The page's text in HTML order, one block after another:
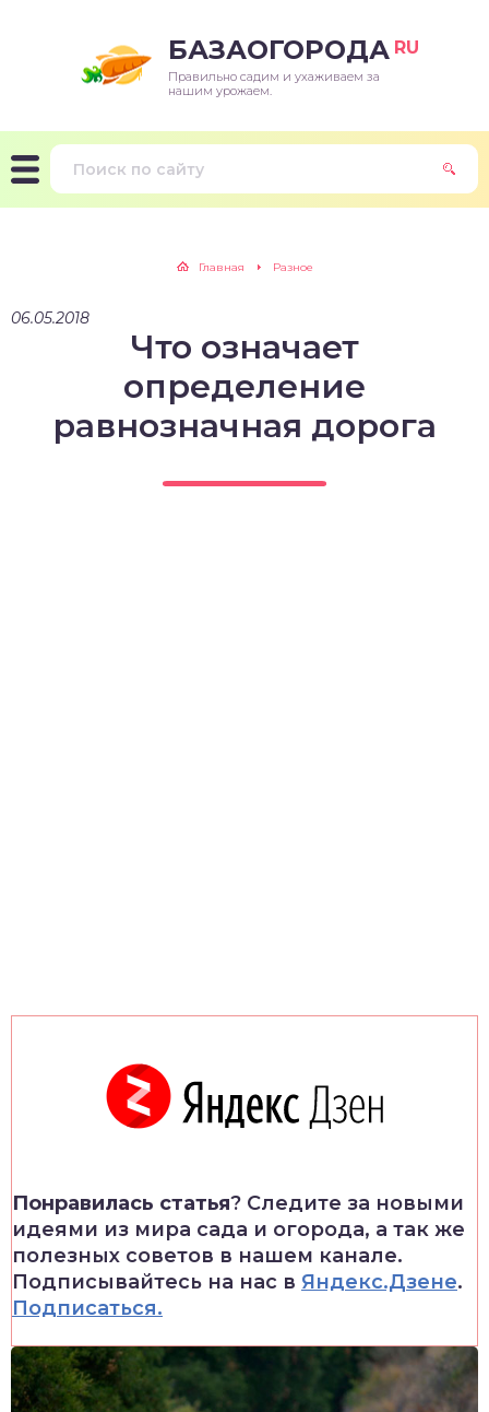
БАЗАОГОРОДА RU
Правильно садим и ухаживаем за
нашим урожаем.
Главная Разное
06.05.2018
Что означает
определение
равнозначная дорога
Понравилась статья? Следите за новыми
идеями из мира сада и огорода, а так же
полезных советов в нашем канале.
Подписывайтесь на нас в Яндекс.Дзене.
Подписаться.